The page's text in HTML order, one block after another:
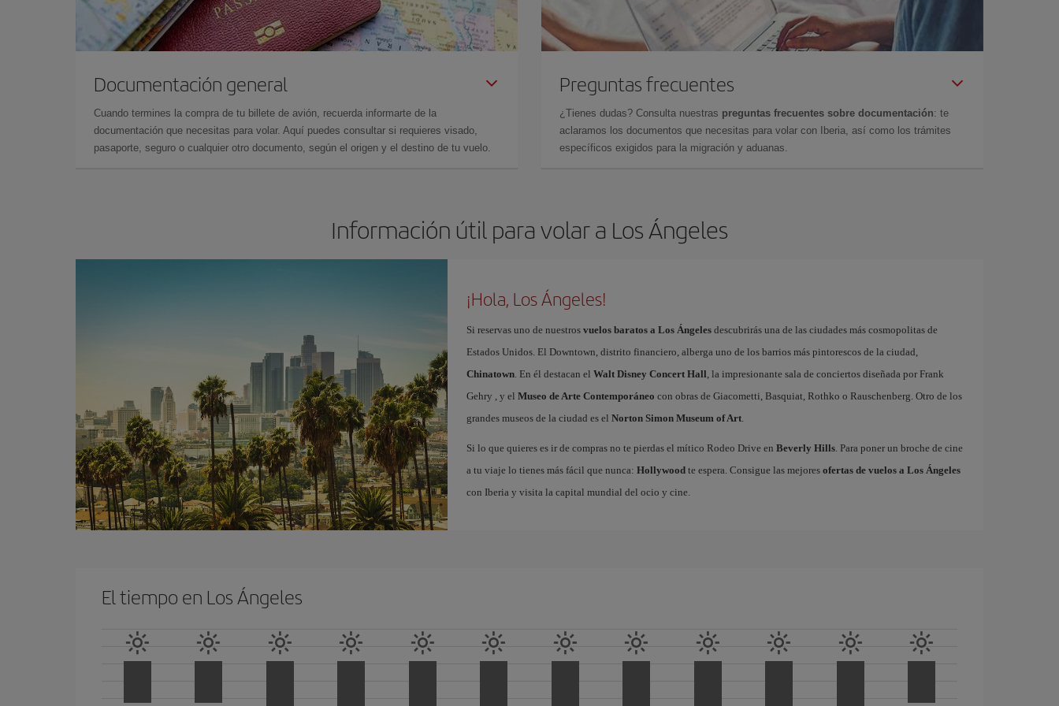
Documentación general
Cuando termines la compra de tu billete de avión, recuerda informarte de la
documentación que necesitas para volar. Aquí puedes consultar si requieres visado,
pasaporte, seguro o cualquier otro documento, según el origen y el destino de tu vuelo.
Preguntas frecuentes
¿Tienes dudas? Consulta nuestras preguntas frecuentes sobre documentación: te
aclaramos los documentos que necesitas para volar con Iberia, así como los trámites
específicos exigidos para la migración y aduanas.
Información útil para volar a Los Ángeles
¡Hola, Los Ángeles!
Si reservas uno de nuestros vuelos baratos a Los Ángelesdescubrirás una de las ciudades más cosmopolitas de
Estados Unidos. El Downtown, distrito financiero, alberga uno de los barrios más pintorescos de la ciudad,
Chinatown. En él destacan el Walt Disney Concert Hall, la impresionante sala de conciertos diseñada por Frank
Gehry , y el Museo de Arte Contemporáneo con obras de Giacometti, Basquiat, Rothko o Rauschenberg. Otro de los
grandes museos de la ciudad es el Norton Simon Museum of Art.
Si lo que quieres es ir de compras no te pierdas el mítico Rodeo Drive en Beverly Hills. Para poner un broche de cine
a tu viaje lo tienes más fácil que nunca: Hollywoodte espera. Consigue las mejores ofertas de vuelos a Los Ángeles
con Iberia y visita la capital mundial del ocio y cine.
El tiempo en Los Ángeles